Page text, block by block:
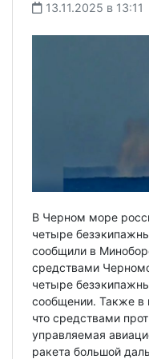
13.11.2025 в 13:11
В Черном море
четыре
сообщили в
средствами
четыре
сообщении. Также в
что средствами
управляемая
ракета большой